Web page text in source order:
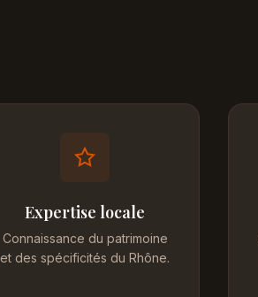
Expertise locale
Connaissance du patrimoine
et des spécificités du Rhône.